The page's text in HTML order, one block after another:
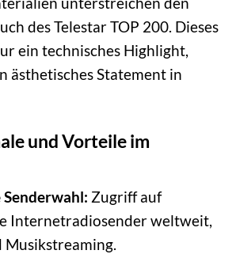
des Telestar TOP 200. Dieses
ein technisches Highlight,
ästhetisches Statement in
und Vorteile im
Zugriff auf
Internetradiosender weltweit,
Musikstreaming.